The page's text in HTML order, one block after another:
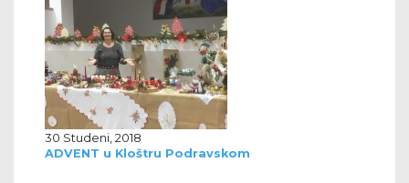
30 Studeni, 2018
ADVENT u Kloštru Podravskom